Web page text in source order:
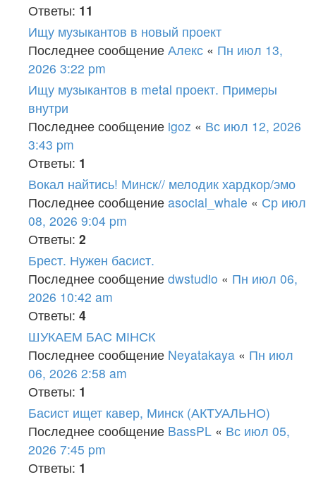
Ответы: 11
Ищу музыкантов в новый проект
Последнее сообщение Алекс « Пн июл 13,
2026 3:22 pm
Ищу музыкантов в metal проект. Примеры
внутри
Последнее сообщение igoz « Вс июл 12, 2026
3:43 pm
Ответы: 1
Вокал найтись! Минск// мелодик хардкор/эмо
Последнее сообщение asocial_whale « Ср июл
08, 2026 9:04 pm
Ответы: 2
Брест. Нужен басист.
Последнее сообщение dwstudio « Пн июл 06,
2026 10:42 am
Ответы: 4
ШУКАЕМ БАС МІНСК
Последнее сообщение Neyatakaya « Пн июл
06, 2026 2:58 am
Ответы: 1
Басист ищет кавер, Минск (АКТУАЛЬНО)
Последнее сообщение BassPL « Вс июл 05,
2026 7:45 pm
Ответы: 1